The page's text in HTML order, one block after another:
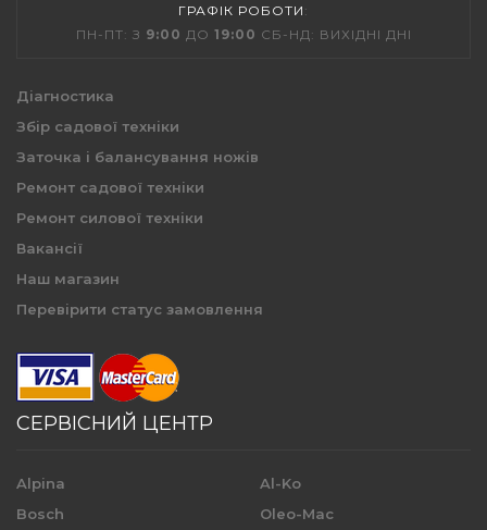
ГРАФІК РОБОТИ :
ПН-ПТ: З 9:00 ДО 19:00 СБ-НД: ВИХІДНІ ДНІ
Діагностика
Збір садової техніки
Заточка і балансування ножів
Ремонт садової техніки
Ремонт силової техніки
Вакансії
Наш магазин
Перевірити статус замовлення
СЕРВІСНИЙ ЦЕНТР
Alpina
Bosch
Al-Ko
Oleo-Mac